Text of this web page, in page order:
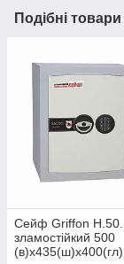
Подібні товари
Сейф Griffon
зламостійкий 500
(в)х435(ш)х400(гл)